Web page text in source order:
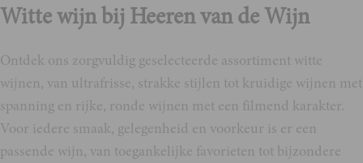
Witte wijn bij Heeren van de Wijn
Ontdek ons zorgvuldig geselecteerde assortiment witte
wijnen, van ultrafrisse, strakke stijlen tot kruidige wijnen met
spanning en rijke, ronde wijnen met een filmend karakter.
Voor iedere smaak, gelegenheid en voorkeur is er een
passende wijn, van toegankelijke favorieten tot bijzondere